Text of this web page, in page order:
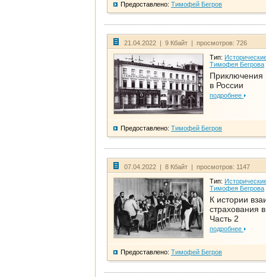
Предоставлено: Тимофей Бегров
21.04.2022 | 9 Кбайт | просмотров: 726
Тип:
Тимофея Бегрова
Приключения
в России
подробнее
Предоставлено: Тимофей Бегров
07.04.2022 | 8 Кбайт | просмотров: 1147
Тип:
Тимофея Бегрова
К истории
страхования
Часть 2
подробнее
Предоставлено: Тимофей Бегров